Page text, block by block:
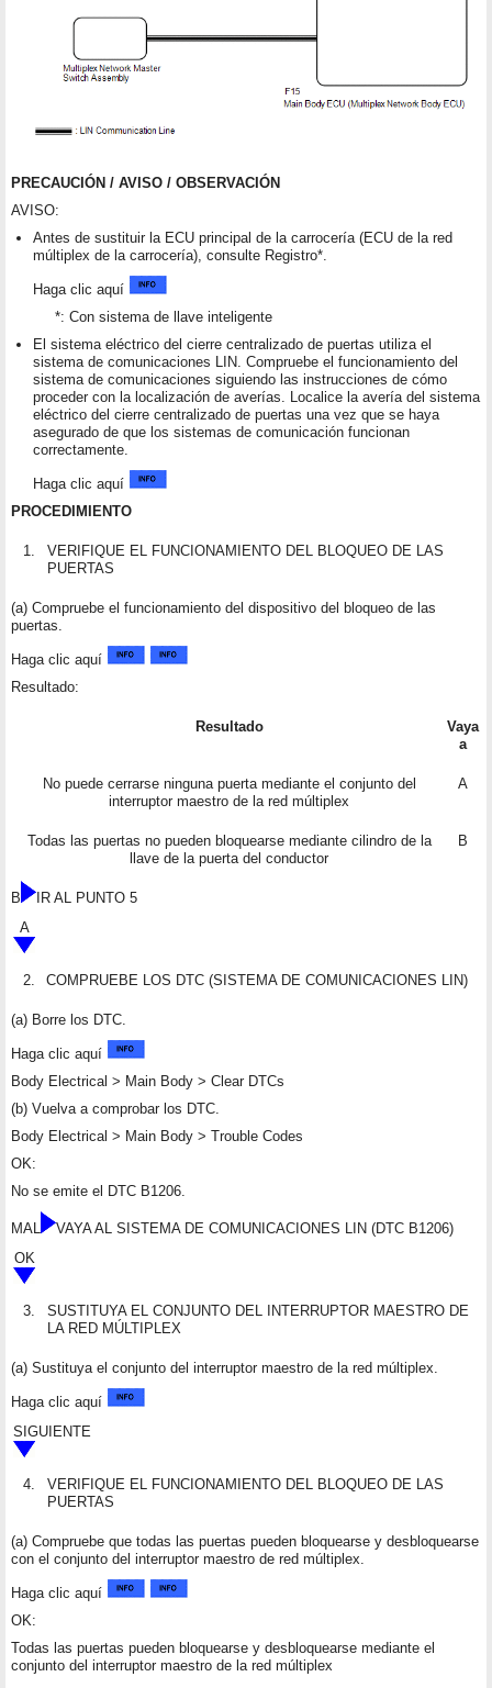
PRECAUCIÓN / AVISO / OBSERVACIÓN
AVISO:
Antes de sustituir la ECU principal de la carrocería (ECU de la red
múltiplex de la carrocería), consulte Registro*.
Haga clic aquí
*: Con sistema de llave inteligente
El sistema eléctrico del cierre centralizado de puertas utiliza el
sistema de comunicaciones LIN. Compruebe el funcionamiento del
sistema de comunicaciones siguiendo las instrucciones de cómo
proceder con la localización de averías. Localice la avería del sistema
eléctrico del cierre centralizado de puertas una vez que se haya
asegurado de que los sistemas de comunicación funcionan
correctamente.
Haga clic aquí
PROCEDIMIENTO
1.
VERIFIQUE EL FUNCIONAMIENTO DEL BLOQUEO DE LAS
PUERTAS
(a) Compruebe el funcionamiento del dispositivo del bloqueo de las
puertas.
Haga clic aquí
Resultado:
Resultado
Vaya
a
No puede cerrarse ninguna puerta mediante el conjunto del
interruptor maestro de la red múltiplex
A
Todas las puertas no pueden bloquearse mediante cilindro de la
llave de la puerta del conductor
B
B
IR AL PUNTO 5
A
2. COMPRUEBE LOS DTC (SISTEMA DE COMUNICACIONES LIN)
(a) Borre los DTC.
Haga clic aquí
Body Electrical > Main Body > Clear DTCs
(b) Vuelva a comprobar los DTC.
Body Electrical > Main Body > Trouble Codes
OK:
No se emite el DTC B1206.
MAL
VAYA AL SISTEMA DE COMUNICACIONES LIN (DTC B1206)
OK
3.
SUSTITUYA EL CONJUNTO DEL INTERRUPTOR MAESTRO DE
LA RED MÚLTIPLEX
(a) Sustituya el conjunto del interruptor maestro de la red múltiplex.
Haga clic aquí
SIGUIENTE
4.
VERIFIQUE EL FUNCIONAMIENTO DEL BLOQUEO DE LAS
PUERTAS
(a) Compruebe que todas las puertas pueden bloquearse y desbloquearse
con el conjunto del interruptor maestro de red múltiplex.
Haga clic aquí
OK:
Todas las puertas pueden bloquearse y desbloquearse mediante el
conjunto del interruptor maestro de la red múltiplex